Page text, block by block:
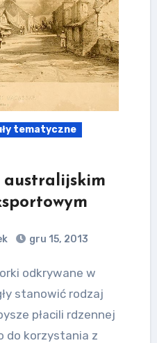
tematyczne
australijskim
gru 15, 2013
odkrywane w
stanowić rodzaj
płacili rdzennej
do korzystania z